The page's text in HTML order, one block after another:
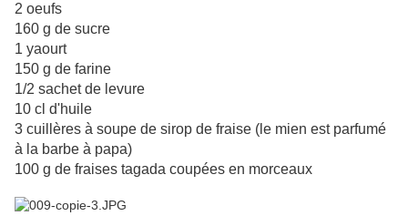
2 oeufs
160 g de sucre
1 yaourt
150 g de farine
1/2 sachet de levure
10 cl d'huile
3 cuillères à soupe de sirop de fraise (le mien est parfumé
à la barbe à papa)
100 g de fraises tagada coupées en morceaux